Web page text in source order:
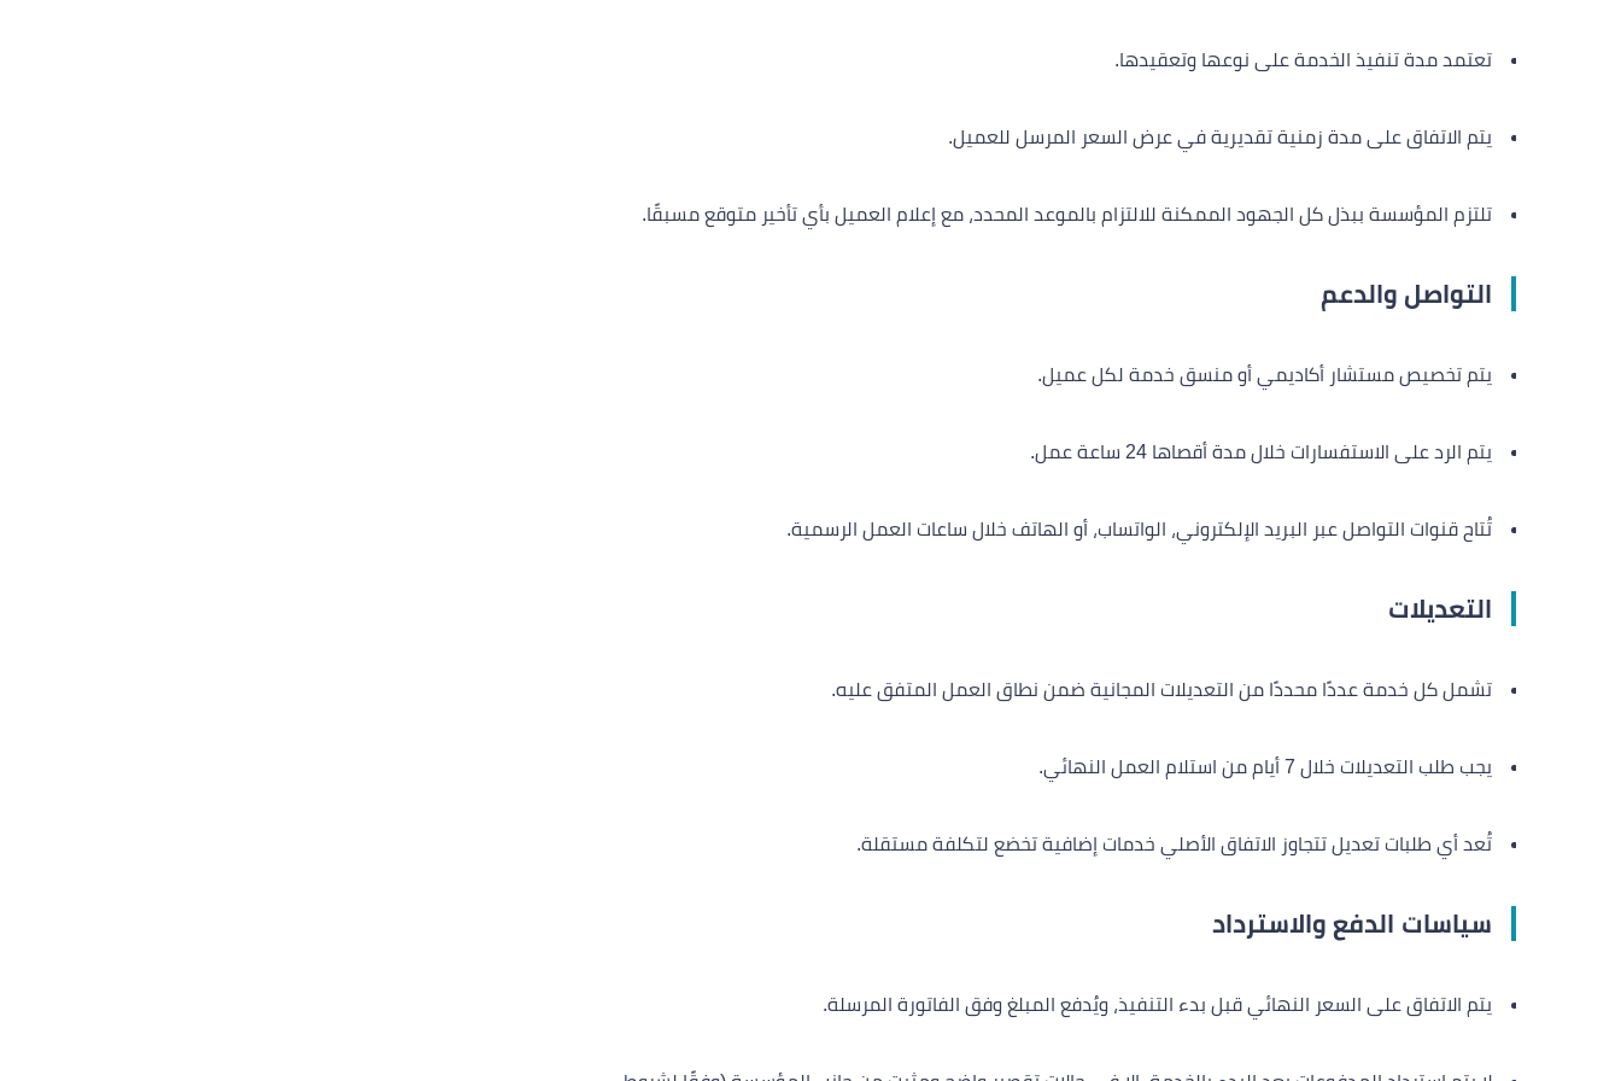
تعتمد مدة تنفيذ الخدمة على نوعها وتعقيدها.
يتم الاتفاق على مدة زمنية تقديرية في عرض السعر المرسل للعميل.
تلتزم المؤسسة ببذل كل الجهود الممكنة للالتزام بالموعد المحدد، مع إعلام العميل بأي تأخير متوقع مسبقًا.
التواصل والدعم
يتم تخصيص مستشار أكاديمي أو منسق خدمة لكل عميل.
يتم الرد على الاستفسارات خلال مدة أقصاها 24 ساعة عمل.
تُتاح قنوات التواصل عبر البريد الإلكتروني، الواتساب، أو الهاتف خلال ساعات العمل الرسمية.
التعديلات
تشمل كل خدمة عددًا محددًا من التعديلات المجانية ضمن نطاق العمل المتفق عليه.
يجب طلب التعديلات خلال 7 أيام من استلام العمل النهائي.
تُعد أي طلبات تعديل تتجاوز الاتفاق الأصلي خدمات إضافية تخضع لتكلفة مستقلة.
سياسات الدفع والاسترداد
يتم الاتفاق على السعر النهائي قبل بدء التنفيذ، ويُدفع المبلغ وفق الفاتورة المرسلة.